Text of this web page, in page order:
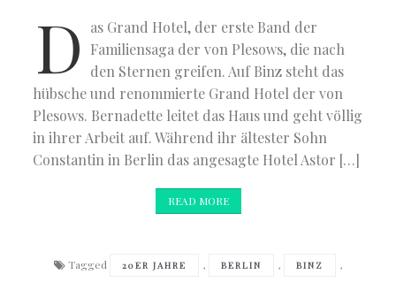
D
as Grand Hotel, der erste Band der
Familiensaga der von Plesows, die nach
den Sternen greifen. Auf Binz steht das
hübsche und renommierte Grand Hotel der von
Plesows. Bernadette leitet das Haus und geht völlig
in ihrer Arbeit auf. Während ihr ältester Sohn
Constantin in Berlin das angesagte Hotel Astor […]
READ MORE
Tagged 20ER JAHRE , BERLIN , BINZ ,